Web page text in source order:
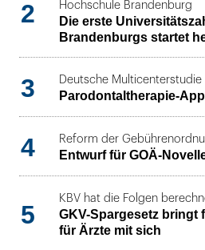
2 Hochschule Brandenburg
Die erste
Brandenburgs startet
3 Deutsche Multicenterstudie
Parodontaltherapie-
4 Reform der
Entwurf für GOÄ-
5
KBV hat die Folgen
GKV-Spargesetz bringt
für Ärzte mit sich